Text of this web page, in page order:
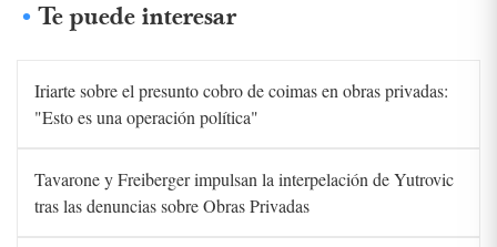
Te puede interesar
Iriarte sobre el presunto cobro de coimas en obras privadas:
"Esto es una operación política"
Tavarone y Freiberger impulsan la interpelación de Yutrovic
tras las denuncias sobre Obras Privadas